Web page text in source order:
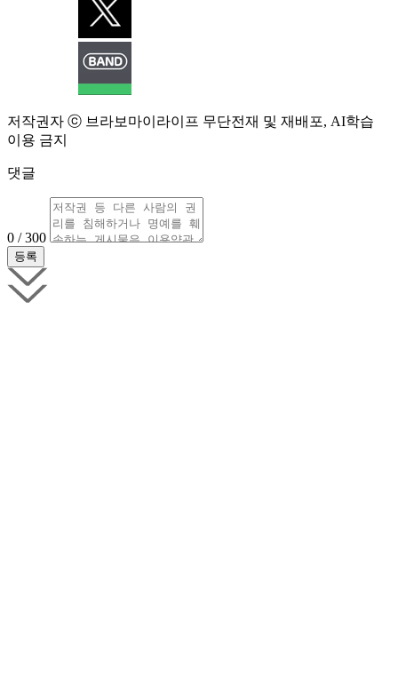
저작권자 ⓒ 브라보마이라이프 무단전재 및 재배포, AI학습
이용 금지
댓글
0 / 300